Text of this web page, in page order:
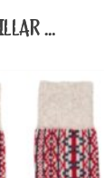
…